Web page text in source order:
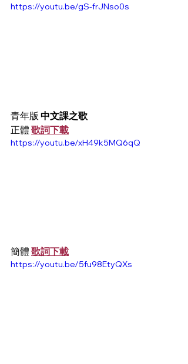
https://youtu.be/gS-frJNso0s
青年版 中文課之歌
正體 歌詞下載
https://youtu.be/xH49k5MQ6qQ
簡體 歌詞下載
https://youtu.be/5fu98EtyQXs